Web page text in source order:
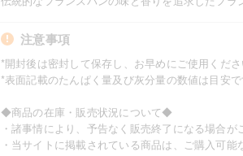
注意事項
*開封後は密封して保存し、お早めにご使用くだ
*表面記載のたんぱく量及び灰分量の数値は目安
◆商品の在庫・販売状況について◆
・諸事情により、予告なく販売終了になる場合が
・当サイトに掲載されている商品は、ご購入可